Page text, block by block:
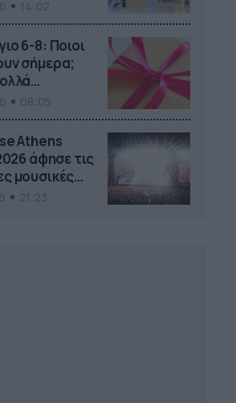
6-8: Ποιοι
σήμερα;
Athens
άφησε τις
μουσικές